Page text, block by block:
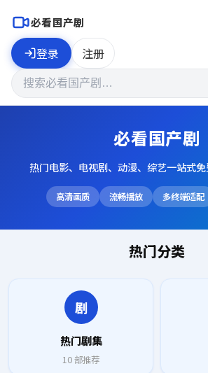
必看国产剧
登录 注册
必看国产剧
热门电影、电视剧、动漫、综艺一站式免
高清画质 流畅播放 多终端适配
热门分类
剧
热门剧集
10部推荐